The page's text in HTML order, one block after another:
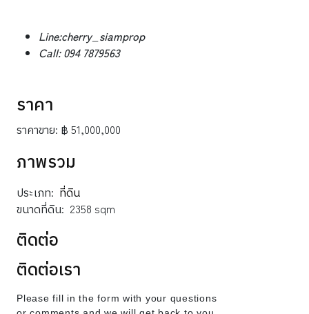
Line​:cherry_siamprop
Call: 094 7879563​
ราคา
ราคาขาย: ฿ 51,000,000
ภาพรวม
ประเภท: ที่ดิน
ขนาดที่ดิน: 2358 sqm
ติดต่อ
ติดต่อเรา
Please fill in the form with your questions